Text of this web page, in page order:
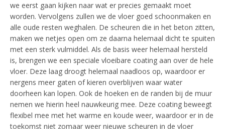
we eerst gaan kijken naar wat er precies gemaakt moet
worden. Vervolgens zullen we de vloer goed schoonmaken en
alle oude resten weghalen. De scheuren die in het beton zitten,
maken we netjes open om ze daarna helemaal dicht te spuiten
met een sterk vulmiddel. Als de basis weer helemaal hersteld
is, brengen we een speciale vloeibare coating aan over de hele
vloer. Deze laag droogt helemaal naadloos op, waardoor er
nergens meer gaten of kieren overblijven waar water
doorheen kan lopen. Ook de hoeken en de randen bij de muur
nemen we hierin heel nauwkeurig mee. Deze coating beweegt
flexibel mee met het warme en koude weer, waardoor er in de
toekomst niet zomaar weer nieuwe scheuren in de vloer